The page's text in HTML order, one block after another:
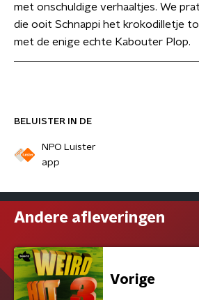
BELUISTER IN DE
NPO Luister
app
met onschuldige verhaaltjes. We
die ooit Schnappi het krokodilletje
met de enige echte Kabouter Plop.
Andere afleveringen
Vorige